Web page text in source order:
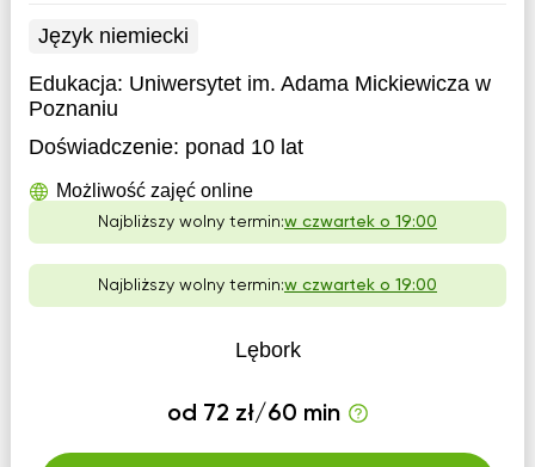
Język niemiecki
Edukacja: Uniwersytet im. Adama Mickiewicza w
Poznaniu
Doświadczenie: ponad 10 lat
Możliwość zajęć online
Najbliższy wolny termin:w czwartek o 19:00
Najbliższy wolny termin:w czwartek o 19:00
Lębork
od 72 zł/60 min